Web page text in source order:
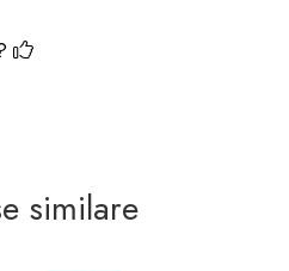
similare